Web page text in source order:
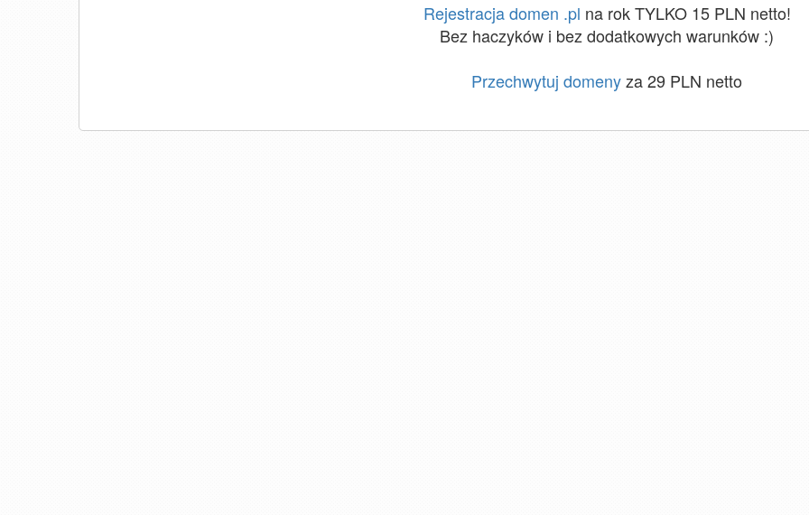
Rejestracja domen .pl na rok TYLKO 15 PLN netto!
Bez haczyków i bez dodatkowych warunków :)
Przechwytuj domenyza 29 PLN netto